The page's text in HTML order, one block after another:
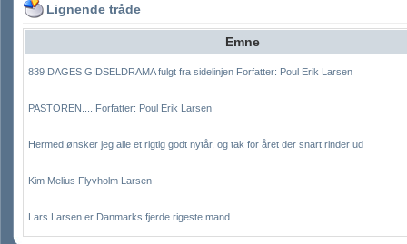
Lignende tråde
Emne
839 DAGES GIDSELDRAMA fulgt fra sidelinjen Forfatter: Poul Erik Larsen
PASTOREN.... Forfatter: Poul Erik Larsen
Hermed ønsker jeg alle et rigtig godt nytår, og tak for året der snart rinder ud
Kim Melius Flyvholm Larsen
Lars Larsen er Danmarks fjerde rigeste mand.